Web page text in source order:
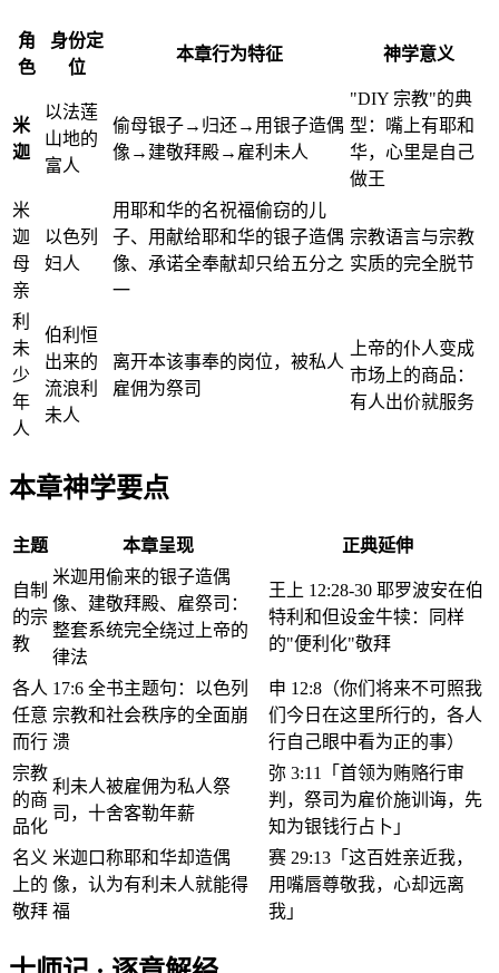
角
色
身份定
位
本章行为特征 神学意义
米
迦
以法莲
山地的
富人
偷母银子→归还→用银子造偶
像→建敬拜殿→雇利未人
"DIY 宗教"的典
型：嘴上有耶和
华，心里是自己
做王
米
迦
母
亲
以色列
妇人
用耶和华的名祝福偷窃的儿
子、用献给耶和华的银子造偶
像、承诺全奉献却只给五分之
一
宗教语言与宗教
实质的完全脱节
利
未
少
年
人
伯利恒
出来的
流浪利
未人
离开本该事奉的岗位，被私人
雇佣为祭司
上帝的仆人变成
市场上的商品：
有人出价就服务
本章神学要点
主题 本章呈现 正典延伸
自制
的宗
教
米迦用偷来的银子造偶
像、建敬拜殿、雇祭司：
整套系统完全绕过上帝的
律法
王上 12:28-30 耶罗波安在伯
特利和但设金牛犊：同样
的"便利化"敬拜
各人
任意
而行
17:6 全书主题句：以色列
宗教和社会秩序的全面崩
溃
申 12:8（你们将来不可照我
们今日在这里所行的，各人
行自己眼中看为正的事）
宗教
的商
品化
利未人被雇佣为私人祭
司，十舍客勒年薪
弥 3:11「首领为贿赂行审
判，祭司为雇价施训诲，先
知为银钱行占卜」
名义
上的
敬拜
米迦口称耶和华却造偶
像，认为有利未人就能得
福
赛 29:13「这百姓亲近我，
用嘴唇尊敬我，心却远离
我」